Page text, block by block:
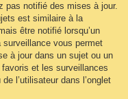
pas notifié des mises à jour.
est similaire à la
être notifié lorsqu’un
vous permet
à jour dans un sujet ou un
et les surveillances
l’utilisateur dans l’onglet